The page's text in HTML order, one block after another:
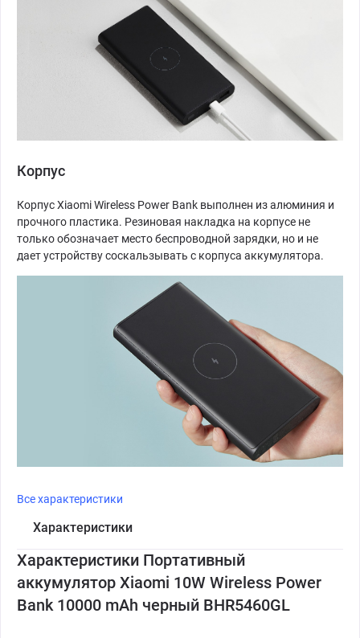
Корпус
Корпус Xiaomi Wireless Power Bank выполнен из алюминия и
прочного пластика. Резиновая накладка на корпусе не
только обозначает место беспроводной зарядки, но и не
дает устройству соскальзывать с корпуса аккумулятора.
Все характеристики
Характеристики
Характеристики Портативный
аккумулятор Xiaomi 10W Wireless Power
Bank 10000 mAh черный BHR5460GL